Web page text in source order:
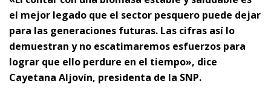
el mejor legado que el sector pesquero puede dejar
para las generaciones futuras. Las cifras así lo
demuestran y no escatimaremos esfuerzos para
lograr que ello perdure en el tiempo», dice
Cayetana Aljovín, presidenta de la SNP.